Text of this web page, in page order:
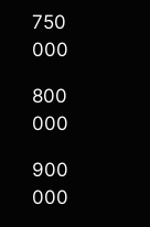
750
000
800
000
900
000